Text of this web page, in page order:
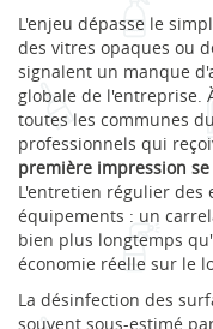
L'enjeu dépasse le
des vitres opaques ou
signalent un manque
globale de l'entreprise.
toutes les communes
professionnels qui
première impression
L'entretien régulier des
équipements : un
bien plus longtemps
économie réelle sur le
La désinfection des
souvent sous-estimé